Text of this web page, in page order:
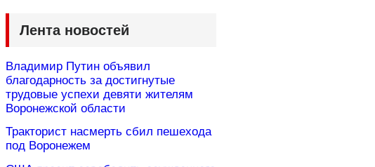
Лента новостей
Владимир Путин объявил
благодарность за достигнутые
трудовые успехи девяти жителям
Воронежской области
Тракторист насмерть сбил пешехода
под Воронежем